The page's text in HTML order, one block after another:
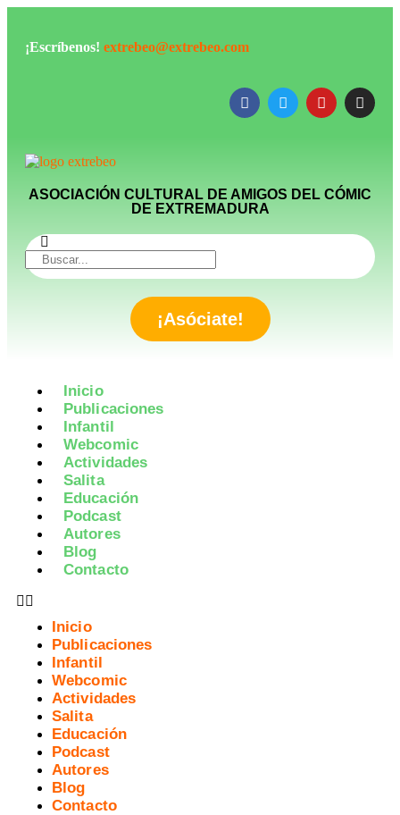
¡Escríbenos! extrebeo@extrebeo.com
ASOCIACIÓN CULTURAL DE AMIGOS DEL CÓMIC
DE EXTREMADURA
¡Asóciate!
Inicio
Publicaciones
Infantil
Webcomic
Actividades
Salita
Educación
Podcast
Autores
Blog
Contacto
Inicio
Publicaciones
Infantil
Webcomic
Actividades
Salita
Educación
Podcast
Autores
Blog
Contacto